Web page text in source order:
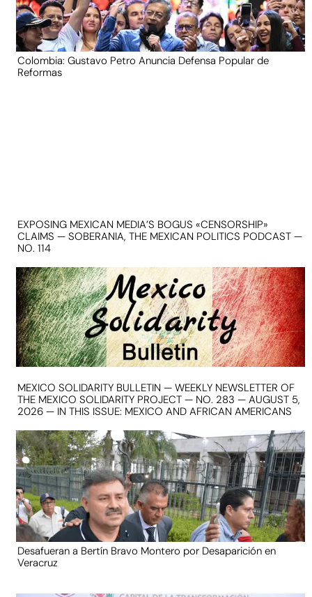
Colombia: Gustavo Petro Anuncia Defensa Popular de
Reformas
EXPOSING MEXICAN MEDIA’S BOGUS «CENSORSHIP»
CLAIMS — SOBERANIA, THE MEXICAN POLITICS PODCAST —
NO. 114
MEXICO SOLIDARITY BULLETIN — WEEKLY NEWSLETTER OF
THE MEXICO SOLIDARITY PROJECT — NO. 283 — AUGUST 5,
2026 — IN THIS ISSUE: MEXICO AND AFRICAN AMERICANS
Desafueran a Bertín Bravo Montero por Desaparición en
Veracruz